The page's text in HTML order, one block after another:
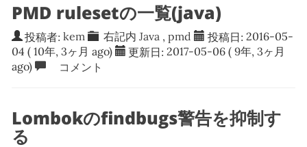
PMD rulesetの一覧(java)
投稿者: kem 右記内Java ,pmd 投稿日: 2016-05-
04 ( 10年, 3ヶ月 ago) 更新日: 2017-05-06 ( 9年, 3ヶ月
ago)
コメント
Lombokのfindbugs警告を抑制す
る